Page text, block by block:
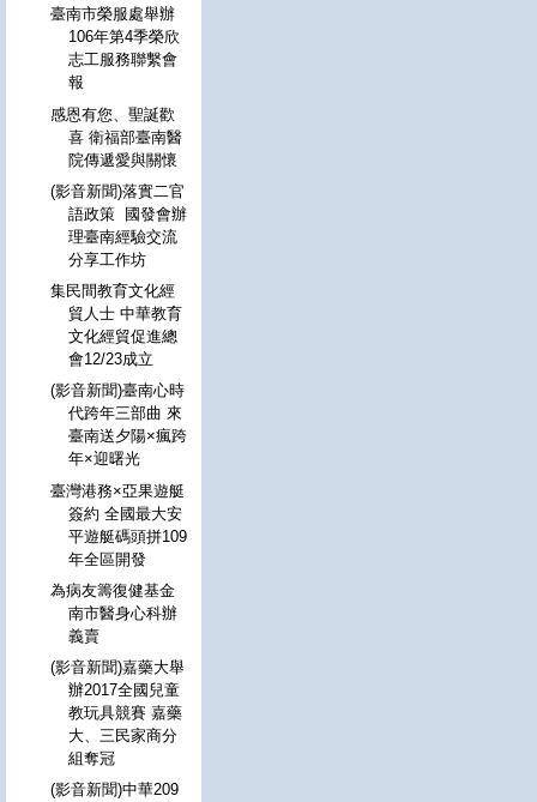
臺南市榮服處舉辦
106年第4季榮欣
志工服務聯繫會
報
感恩有您、聖誕歡
喜 衛福部臺南醫
院傳遞愛與關懷
(影音新聞)落實二官
語政策 國發會辦
理臺南經驗交流
分享工作坊
集民間教育文化經
貿人士 中華教育
文化經貿促進總
會12/23成立
(影音新聞)臺南心時
代跨年三部曲 來
臺南送夕陽×瘋跨
年×迎曙光
臺灣港務×亞果遊艇
簽約 全國最大安
平遊艇碼頭拼109
年全區開發
為病友籌復健基金
南市醫身心科辦
義賣
(影音新聞)嘉藥大舉
辦2017全國兒童
教玩具競賽 嘉藥
大、三民家商分
組奪冠
(影音新聞)中華209